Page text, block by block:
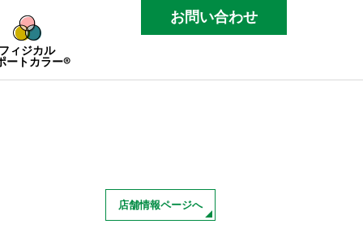
お問い合わせ
ィジカル
ートカラー®
店舗情報ページへ